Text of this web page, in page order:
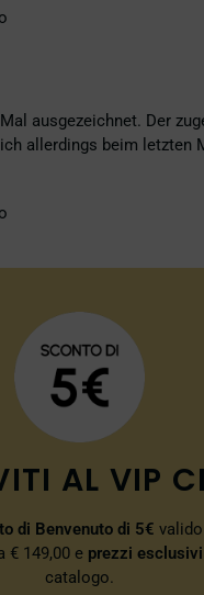
ausgezeichnet. Der
allerdings beim letzten
AL VIP
di Benvenuto di 5€
€ 149,00 e prezzi esclusivi
catalogo.